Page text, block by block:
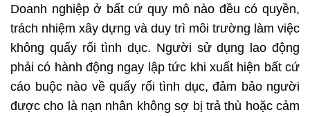
Doanh nghiệp ở bất cứ quy mô nào đều có quyền,
trách nhiệm xây dựng và duy trì môi trường làm việc
không quấy rối tình dục. Người sử dụng lao động
phải có hành động ngay lập tức khi xuất hiện bất cứ
cáo buộc nào về quấy rối tình dục, đảm bảo người
được cho là nạn nhân không sợ bị trả thù hoặc cảm